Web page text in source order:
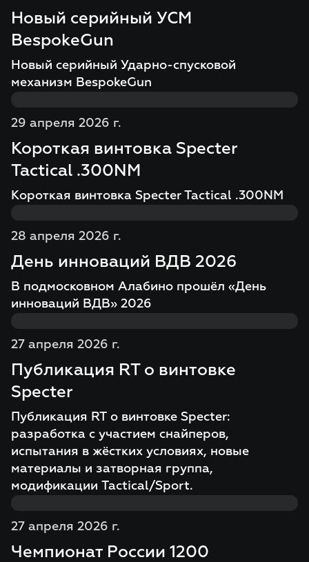
Новый серийный УСМ
BespokeGun
Новый серийный Ударно-спусковой
механизм BespokeGun
29 апреля 2026 г.
Короткая винтовка Specter
Tactical .300NM
Короткая винтовка Specter Tactical .300NM
28 апреля 2026 г.
День инноваций ВДВ 2026
В подмосковном Алабино прошёл «День
инноваций ВДВ» 2026
27 апреля 2026 г.
Публикация RT о винтовке
Specter
Публикация RT о винтовке Specter:
разработка с участием снайперов,
испытания в жёстких условиях, новые
материалы и затворная группа,
модификации Tactical/Sport.
27 апреля 2026 г.
Чемпионат России 1200